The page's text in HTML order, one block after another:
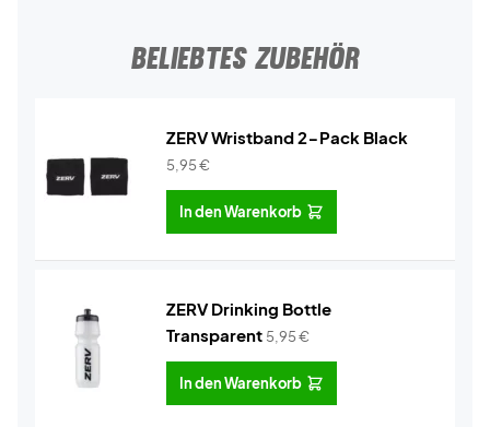
BELIEBTES ZUBEHÖR
ZERV Wristband 2-Pack Black
5,95€
In den Warenkorb
ZERV Drinking Bottle
Transparent 5,95€
In den Warenkorb